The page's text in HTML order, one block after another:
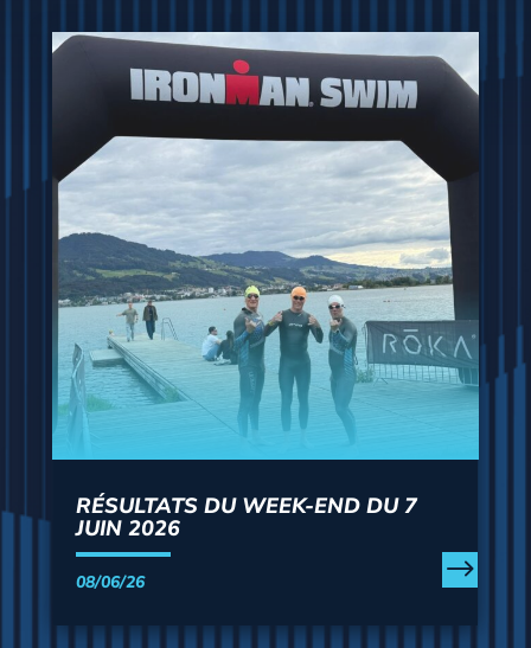
RÉSULTATS DU WEEK-END DU 7
JUIN 2026
08/06/26